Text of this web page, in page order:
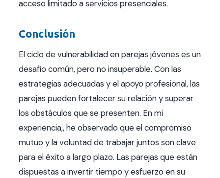
acceso limitado a servicios presenciales.
Conclusión
El ciclo de vulnerabilidad en parejas jóvenes es un
desafío común, pero no insuperable. Con las
estrategias adecuadas y el apoyo profesional, las
parejas pueden fortalecer su relación y superar
los obstáculos que se presenten. En mi
experiencia,, he observado que el compromiso
mutuo y la voluntad de trabajar juntos son clave
para el éxito a largo plazo. Las parejas que están
dispuestas a invertir tiempo y esfuerzo en su